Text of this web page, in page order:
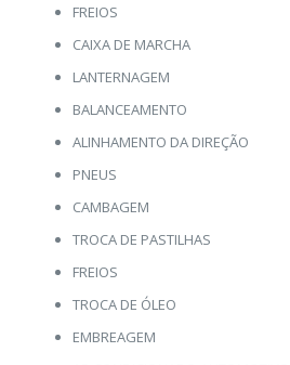
FREIOS
CAIXA DE MARCHA
LANTERNAGEM
BALANCEAMENTO
ALINHAMENTO DA DIREÇÃO
PNEUS
CAMBAGEM
TROCA DE PASTILHAS
FREIOS
TROCA DE ÓLEO
EMBREAGEM